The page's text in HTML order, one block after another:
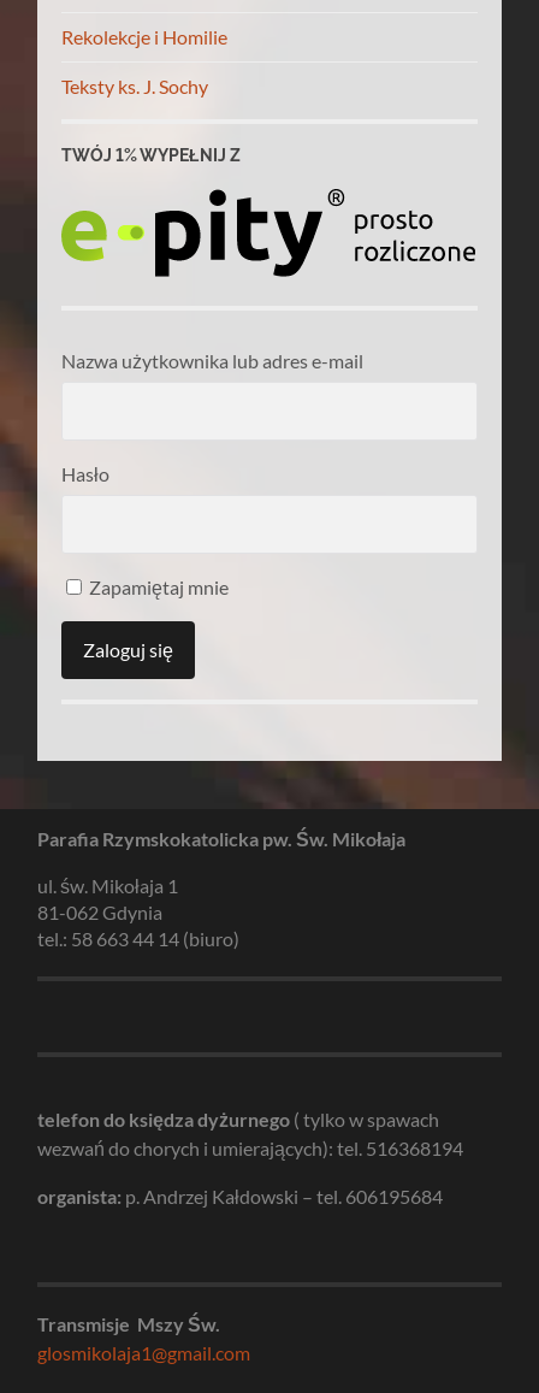
Rekolekcje i Homilie
Teksty ks. J. Sochy
TWÓJ 1% WYPEŁNIJ Z
Nazwa użytkownika lub adres e-mail
Hasło
Zapamiętaj mnie
Parafia Rzymskokatolicka pw. Św. Mikołaja
ul. św. Mikołaja 1
81-062 Gdynia
tel.: 58 663 44 14 (biuro)
telefon do księdza dyżurnego ( tylko w spawach
wezwań do chorych i umierających): tel. 516368194
organista: p. Andrzej Kałdowski – tel. 606195684
Transmisje Mszy Św.
glosmikolaja1@gmail.com